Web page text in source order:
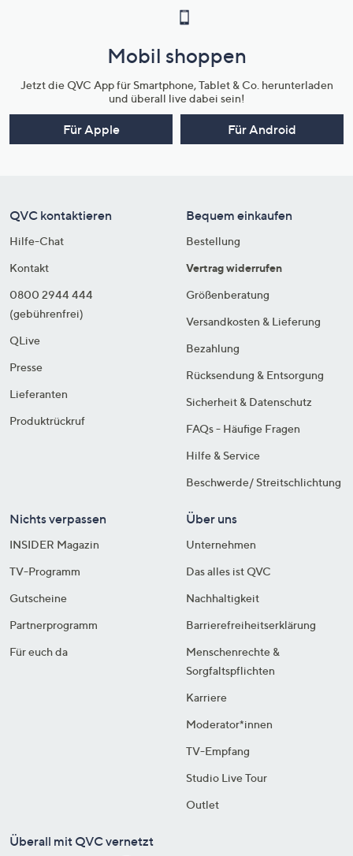
Mobil shoppen
Jetzt die QVC App für Smartphone, Tablet & Co. herunterladen
und überall live dabei sein!
Für Apple Für Android
QVC kontaktieren
Hilfe-Chat
Kontakt
0800 2944 444
(gebührenfrei)
QLive
Presse
Lieferanten
Produktrückruf
Bequem einkaufen
Bestellung
Vertrag widerrufen
Größenberatung
Versandkosten & Lieferung
Bezahlung
Rücksendung & Entsorgung
Sicherheit & Datenschutz
FAQs - Häufige Fragen
Hilfe & Service
Beschwerde/ Streitschlichtung
Nichts verpassen
INSIDER Magazin
TV-Programm
Gutscheine
Partnerprogramm
Für euch da
Über uns
Unternehmen
Das alles ist QVC
Nachhaltigkeit
Barrierefreiheitserklärung
Menschenrechte &
Sorgfaltspflichten
Karriere
Moderator*innen
TV-Empfang
Studio Live Tour
Outlet
Überall mit QVC vernetzt